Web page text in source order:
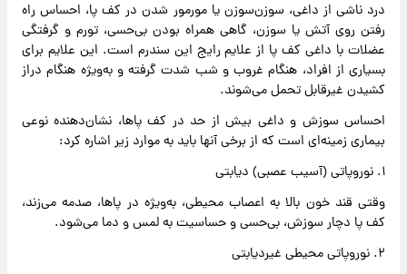
درد ناشی از داغی، سوزن‌سوزن یا مورمور شدن در کف پا، احساس راه‌
رفتن روی آتش یا سوزن، گاهی همراه بودن بی‌حسی، تورم و گرفتگی
عضلات با داغی کف پا از علایم رایج این سندرم است. این علایم برای
بسیاری از افراد، هنگام غروب و شب شدت گرفته و به‌ویژه هنگام دراز
کشیدن غیرقابل تحمل می‌شوند.
احساس سوزش و داغی بیش از حد در کف پاها، نشان‌دهنده نوعی
بیماری زمینه‌ای است که از برخی آنها باید به موارد زیر اشاره کرد:
۱. نوروپاتی (آسیب عصبی) دیابتی
وقتی قند خون بالا به اعصاب محیطی، به‌ویژه در پاها، صدمه می‌زند،
کف پا دچار سوزش، بی‌حسی و حساسیت به لمس و دما می‌شود.
۲. نوروپاتی محیطی غیردیابتی